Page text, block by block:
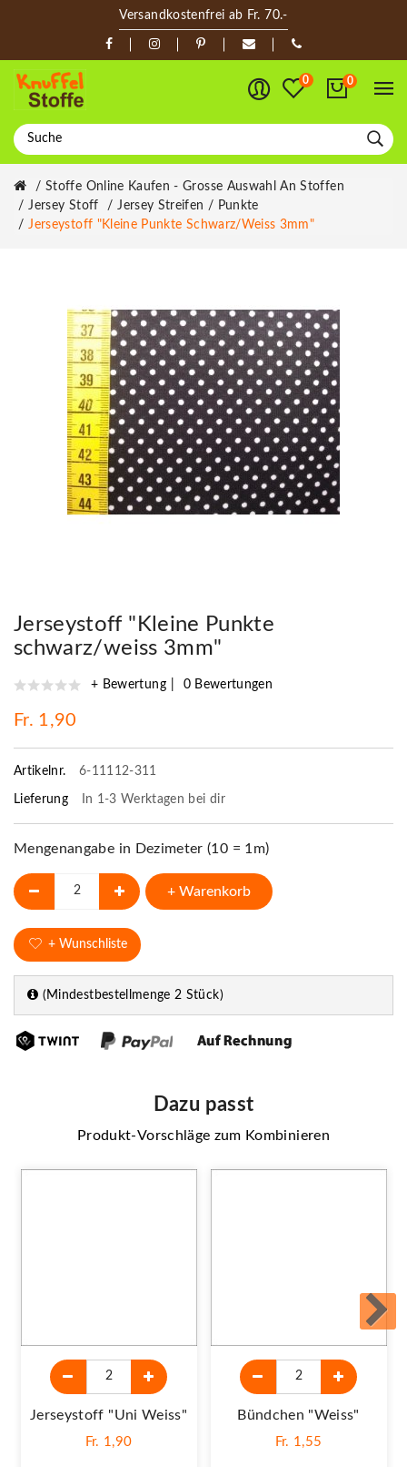
Versandkostenfrei ab Fr. 70.-
0 0
Stoffe Online Kaufen - Grosse Auswahl An Stoffen
Jersey Stoff
Jersey Streifen / Punkte
Jerseystoff "Kleine Punkte Schwarz/weiss 3mm"
Jerseystoff "Kleine Punkte
schwarz/weiss 3mm"
+ Bewertung 0 Bewertungen
Fr. 1,90
Artikelnr. 6-11112-311
Lieferung In 1-3 Werktagen bei dir
Mengenangabe in Dezimeter (10 = 1m)
+ Warenkorb
+ Wunschliste
(Mindestbestellmenge 2 Stück)
Dazu passt
Produkt-Vorschläge zum Kombinieren
Jerseystoff "Uni Weiss"
Fr. 1,90
Bündchen "weiss"
Fr. 1,55